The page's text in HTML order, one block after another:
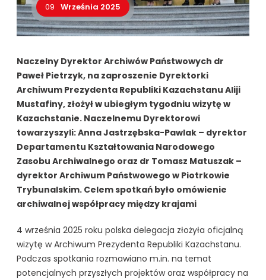
09 Września 2025
Naczelny Dyrektor Archiwów Państwowych dr
Paweł Pietrzyk, na zaproszenie Dyrektorki
Archiwum Prezydenta Republiki Kazachstanu Aliji
Mustafiny, złożył w ubiegłym tygodniu wizytę w
Kazachstanie. Naczelnemu Dyrektorowi
towarzyszyli: Anna Jastrzębska-Pawlak – dyrektor
Departamentu Kształtowania Narodowego
Zasobu Archiwalnego oraz dr Tomasz Matuszak –
dyrektor Archiwum Państwowego w Piotrkowie
Trybunalskim. Celem spotkań było omówienie
archiwalnej współpracy między krajami
4 września 2025 roku polska delegacja złożyła oficjalną
wizytę w Archiwum Prezydenta Republiki Kazachstanu.
Podczas spotkania rozmawiano m.in. na temat
potencjalnych przyszłych projektów oraz współpracy na